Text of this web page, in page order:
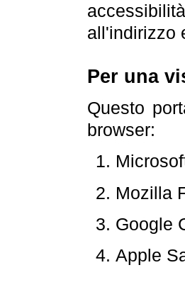
all'indirizzo
Per una
Questo
browser:
Mozilla
Google
Apple